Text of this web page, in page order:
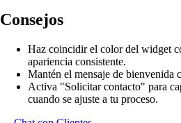
Consejos
Haz coincidir el color del widget
apariencia consistente.
Mantén el mensaje de bienvenida
Activa "Solicitar contacto" para
cuando se ajuste a tu proceso.